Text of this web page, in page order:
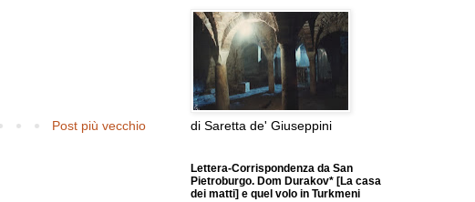
Post più vecchio di Saretta de' Giuseppini
Lettera-Corrispondenza da San
Pietroburgo. Dom Durakov* [La casa
dei matti] e quel volo in Turkmeni